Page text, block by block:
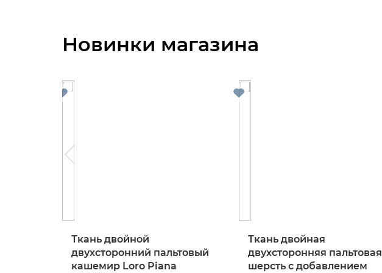
Новинки магазина
Ткань двойной
двухсторонний пальтовый
кашемир Loro Piana
Ткань двойная
двухсторонняя пальтовая
шерсть с добавлением